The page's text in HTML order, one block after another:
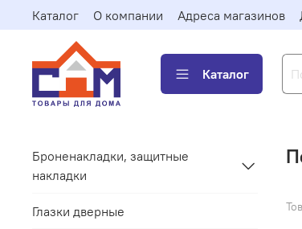
Каталог О компании Адреса магазинов
Каталог
Броненакладки, защитные
накладки
Глазки дверные